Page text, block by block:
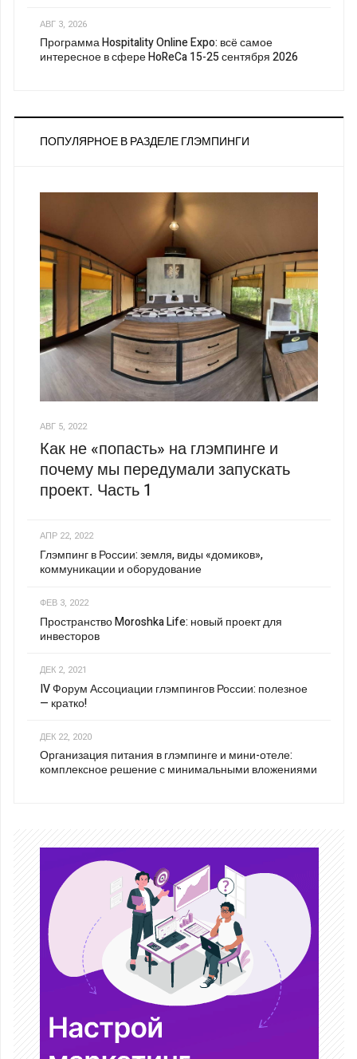
АВГ 3, 2026
Программа Hospitality Online Expo: всё самое
интересное в сфере HoReCa 15-25 сентября 2026
ПОПУЛЯРНОЕ В РАЗДЕЛЕ ГЛЭМПИНГИ
АВГ 5, 2022
Как не «попасть» на глэмпинге и
почему мы передумали запускать
проект. Часть 1
АПР 22, 2022
Глэмпинг в России: земля, виды «домиков»,
коммуникации и оборудование
ФЕВ 3, 2022
Пространство Moroshka Life: новый проект для
инвесторов
ДЕК 2, 2021
IV Форум Ассоциации глэмпингов России: полезное
— кратко!
ДЕК 22, 2020
Организация питания в глэмпинге и мини-отеле:
комплексное решение с минимальными вложениями